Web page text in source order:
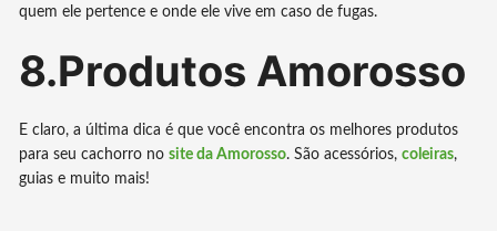
quem ele pertence e onde ele vive em caso de fugas.
8.Produtos Amorosso
E claro, a última dica é que você encontra os melhores produtos
para seu cachorro nosite da Amorosso. São acessórios,coleiras,
guias e muito mais!